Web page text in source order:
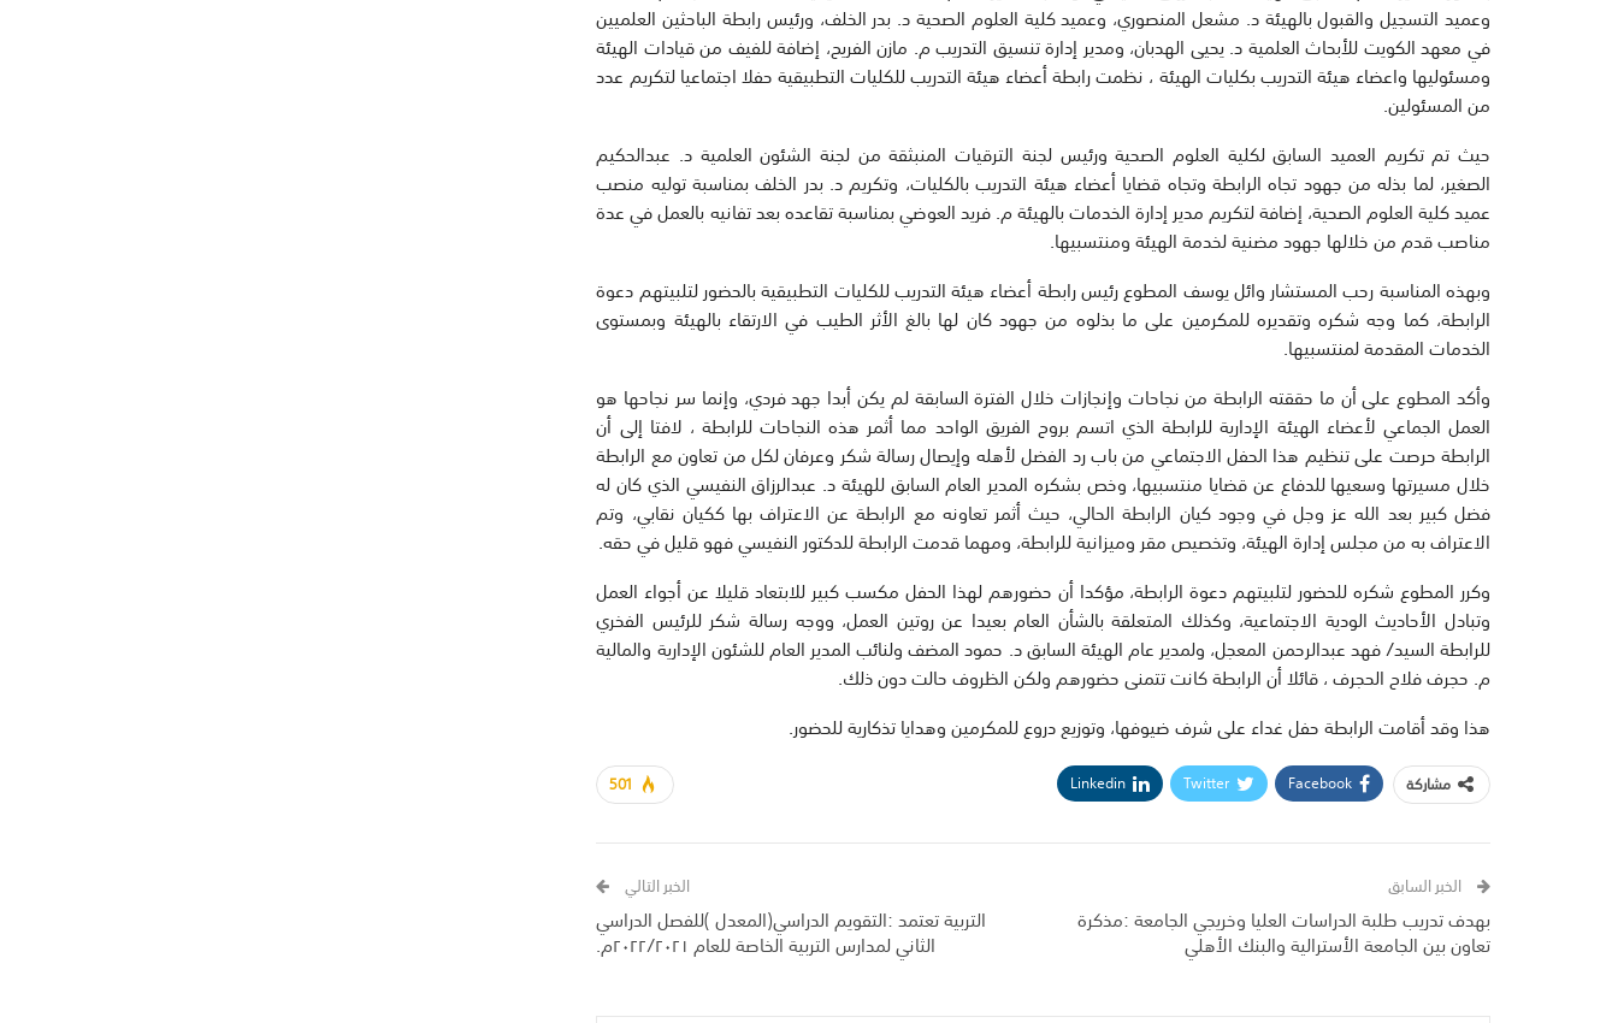
وعميد التسجيل والقبول بالهيئة د. مشعل المنصوري، وعميد كلية العلوم الصحية د. بدر الخلف، ورئيس رابطة الباحثين العلميين
في معهد الكويت للأبحاث العلمية د. يحيى الهدبان، ومدير إدارة تنسيق التدريب م. مازن الفريح، إضافة للفيف من قيادات الهيئة
ومسئوليها واعضاء هيئة التدريب بكليات الهيئة ، نظمت رابطة أعضاء هيئة التدريب للكليات التطبيقية حفلا اجتماعيا لتكريم عدد
من المسئولين.
حيث تم تكريم العميد السابق لكلية العلوم الصحية ورئيس لجنة الترقيات المنبثقة من لجنة الشئون العلمية د. عبدالحكيم
الصغير، لما بذله من جهود تجاه الرابطة وتجاه قضايا أعضاء هيئة التدريب بالكليات، وتكريم د. بدر الخلف بمناسبة توليه منصب
عميد كلية العلوم الصحية، إضافة لتكريم مدير إدارة الخدمات بالهيئة م. فريد العوضي بمناسبة تقاعده بعد تفانيه بالعمل في عدة
مناصب قدم من خلالها جهود مضنية لخدمة الهيئة ومنتسبيها.
وبهذه المناسبة رحب المستشار وائل يوسف المطوع رئيس رابطة أعضاء هيئة التدريب للكليات التطبيقية بالحضور لتلبيتهم دعوة
الرابطة، كما وجه شكره وتقديره للمكرمين على ما بذلوه من جهود كان لها بالغ الأثر الطيب في الارتقاء بالهيئة وبمستوى
الخدمات المقدمة لمنتسبيها.
وأكد المطوع على أن ما حققته الرابطة من نجاحات وإنجازات خلال الفترة السابقة لم يكن أبدا جهد فردي، وإنما سر نجاحها هو
العمل الجماعي لأعضاء الهيئة الإدارية للرابطة الذي اتسم بروح الفريق الواحد مما أثمر هذه النجاحات للرابطة ، لافتا إلى أن
الرابطة حرصت على تنظيم هذا الحفل الاجتماعي من باب رد الفضل لأهله وإيصال رسالة شكر وعرفان لكل من تعاون مع الرابطة
خلال مسيرتها وسعيها للدفاع عن قضايا منتسبيها، وخص بشكره المدير العام السابق للهيئة د. عبدالرزاق النفيسي الذي كان له
فضل كبير بعد الله عز وجل في وجود كيان الرابطة الحالي، حيث أثمر تعاونه مع الرابطة عن الاعتراف بها ككيان نقابي، وتم
الاعتراف به من مجلس إدارة الهيئة، وتخصيص مقر وميزانية للرابطة، ومهما قدمت الرابطة للدكتور النفيسي فهو قليل في حقه.
وكرر المطوع شكره للحضور لتلبيتهم دعوة الرابطة، مؤكدا أن حضورهم لهذا الحفل مكسب كبير للابتعاد قليلا عن أجواء العمل
وتبادل الأحاديث الودية الاجتماعية، وكذلك المتعلقة بالشأن العام بعيدا عن روتين العمل، ووجه رسالة شكر للرئيس الفخري
للرابطة السيد/ فهد عبدالرحمن المعجل، ولمدير عام الهيئة السابق د. حمود المضف ولنائب المدير العام للشئون الإدارية والمالية
م. حجرف فلاح الحجرف ، قائلا أن الرابطة كانت تتمنى حضورهم ولكن الظروف حالت دون ذلك.
هذا وقد أقامت الرابطة حفل غداء على شرف ضيوفها، وتوزيع دروع للمكرمين وهدايا تذكارية للحضور.
501 مشاركة Facebook
Twitter
Linkedin
الخبر السابق
بهدف تدریب طلبة الدراسات العليا وخريجي الجامعة :مذكرة
تعاون بين الجامعة الأسترالية والبنك الأهلي
الخبر التالي
التربية تعتمد :التقويم الدراسي(المعدل )للفصل الدراسي
الثاني لمدارس التربية الخاصة للعام ٢٠٢٢/٢٠٢١م.